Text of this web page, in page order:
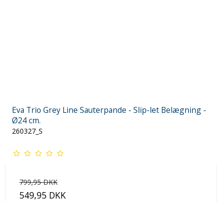
Eva Trio Grey Line Sauterpande - Slip-let Belægning -
Ø24 cm.
260327_S
799,95 DKK
549,95 DKK